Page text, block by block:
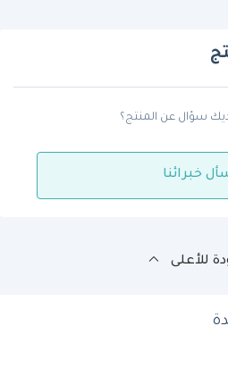
سؤال عن المنتج؟
خبرائنا
للأعلى